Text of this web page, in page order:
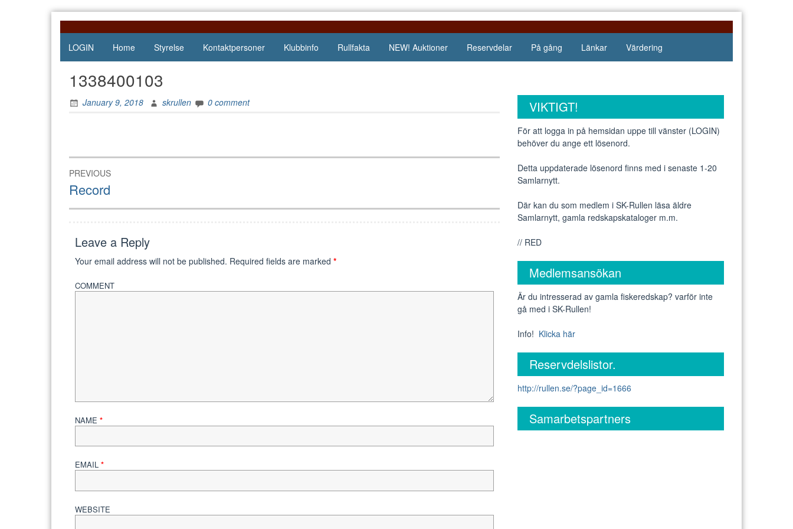
LOGIN Home Styrelse Kontaktpersoner Klubbinfo Rullfakta NEW! Auktioner Reservdelar På gång Länkar Värdering
1338400103
January 9, 2018 skrullen 0 comment
Post
navigation
PREVIOUS
Previous
post:
Record
Leave a Reply
Your email address will not be published. Required fields are marked *
COMMENT
NAME *
EMAIL *
WEBSITE
VIKTIGT!
För att logga in på hemsidan uppe till vänster (LOGIN)
behöver du ange ett lösenord.
Detta uppdaterade lösenord finns med i senaste 1-20
Samlarnytt.
Där kan du som medlem i SK-Rullen läsa äldre
Samlarnytt, gamla redskapskataloger m.m.
// RED
Medlemsansökan
Är du intresserad av gamla fiskeredskap? varför inte
gå med i SK-Rullen!
Info! Klicka här
Reservdelslistor.
http://rullen.se/?page_id=1666
Samarbetspartners